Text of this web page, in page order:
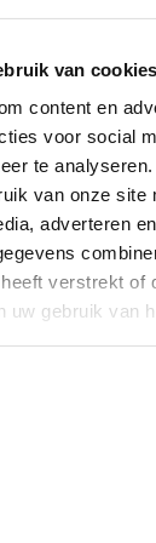
van cookies
content en
voor social
te
van onze site
adverteren
verstrekt of
uw gebruik van
kleine
weer
fietsen —
‘vrij’ te
ze haar
dat
dan spieren
— hoe klein